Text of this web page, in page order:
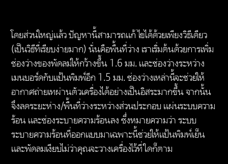
Wi-Fi 6E สามารถใช้งานได้กับสเปค 802.11 ซึ่งเป็นรุ่น
ก่อนหน้านี้ และให้บริการในประเทศที่รองรับ 6GHz
*การใช้งาน Bluetooth® 5.3 จําเป็นต้องได้รับการ
สนับสนุนจาก Microsoft OS/Chrome OS Bluetooth®
5.3 จะทำงานในโหมด Bluetooth® 5.2 หรือต่ำกว่า
จนกว่าจะได้รับการสนับสนุนจาก Microsoft OS/Chrome
OS
*การใช้งาน Bluetooth® 5.4 จําเป็นต้องได้รับการ
สนับสนุนจาก Microsoft OS/Chrome OS Bluetooth®
5.4 จะทำงานในโหมด Bluetooth® 5.3 หรือต่ำกว่า
จนกว่าจะได้รับการสนับสนุนจาก Microsoft OS/Chrome
โดยส่วนใหญ่แล้ว ปัญหานี้สามารถแก้ไขได้ด้วยเพียงวิธีเดียว
(เป็นวิธีที่เรียบง่ายมาก) นั่นคือพื้นที่ว่าง เราเริ่มต้นด้วยการเพิ่ม
ช่องว่างของพัดลมให้กว้างขึ้น 1.6 มม. และช่องว่างระหว่าง
เมนบอร์ดกับแป้นพิมพ์อีก 1.5 มม. ช่องว่างเหล่านี้จะช่วยให้
อากาศถ่ายเทผ่านตัวเครื่องได้อย่างเป็นอิสระมากขึ้น จากนั้น
จึงลดระยะห่าง/พื้นที่ว่างระหว่างส่วนประกอบ แผ่นระบบความ
ร้อน และช่องระบายความร้อนลง ซึ่งหมายความว่า ระบบ
ระบายความร้อนที่ออกแบบมาเฉพาะนี้ช่วยให้แป้นพิมพ์เย็น
และพัดลมเงียบไม่ว่าคุณจะวางเครื่องไว้ที่ใดก็ตาม